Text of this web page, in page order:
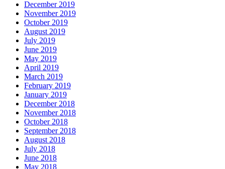
December 2019
November 2019
October 2019
August 2019
July 2019
June 2019
May 2019
April 2019
March 2019
February 2019
January 2019
December 2018
November 2018
October 2018
September 2018
August 2018
July 2018
June 2018
May 2018